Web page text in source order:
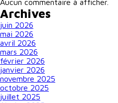
Aucun commentaire à afficher.
Archives
juin 2026
mai 2026
avril 2026
mars 2026
février 2026
janvier 2026
novembre 2025
octobre 2025
juillet 2025